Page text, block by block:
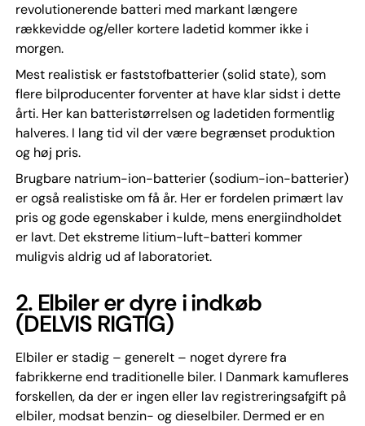
revolutionerende batteri med markant længere
rækkevidde og/eller kortere ladetid kommer ikke i
morgen.
Mest realistisk er faststofbatterier (solid state), som
flere bilproducenter forventer at have klar sidst i dette
årti. Her kan batteristørrelsen og ladetiden formentlig
halveres. I lang tid vil der være begrænset produktion
og høj pris.
Brugbare natrium-ion-batterier (sodium-ion-batterier)
er også realistiske om få år. Her er fordelen primært lav
pris og gode egenskaber i kulde, mens energiindholdet
er lavt. Det ekstreme litium-luft-batteri kommer
muligvis aldrig ud af laboratoriet.
2.Elbiler er dyre i indkøb
(DELVIS RIGTIG)
Elbiler er stadig – generelt – noget dyrere fra
fabrikkerne end traditionelle biler. I Danmark kamufleres
forskellen, da der er ingen eller lav registreringsafgift på
elbiler, modsat benzin- og dieselbiler. Dermed er en